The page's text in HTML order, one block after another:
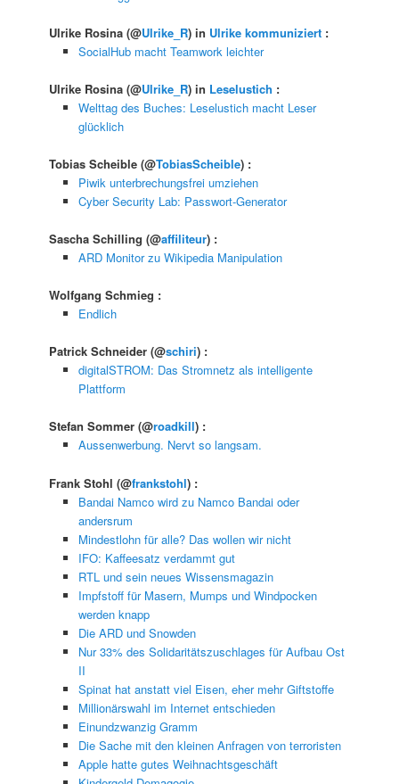
Ulrike Rosina(@Ulrike_R) in Ulrike kommuniziert :
SocialHub macht Teamwork leichter
Ulrike Rosina(@Ulrike_R) in Leselustich :
Welttag des Buches: Leselustich macht Leser
glücklich
Tobias Scheible(@TobiasScheible) :
Piwik unterbrechungsfrei umziehen
Cyber Security Lab: Passwort-Generator
Sascha Schilling(@affiliteur) :
ARD Monitor zu Wikipedia Manipulation
Wolfgang Schmieg :
Endlich
Patrick Schneider(@schiri) :
digitalSTROM: Das Stromnetz als intelligente
Plattform
Stefan Sommer(@roadkill) :
Aussenwerbung. Nervt so langsam.
Frank Stohl(@frankstohl) :
Bandai Namco wird zu Namco Bandai oder
andersrum
Mindestlohn für alle? Das wollen wir nicht
IFO: Kaffeesatz verdammt gut
RTL und sein neues Wissensmagazin
Impfstoff für Masern, Mumps und Windpocken
werden knapp
Die ARD und Snowden
Nur 33% des Solidaritätszuschlages für Aufbau Ost
II
Spinat hat anstatt viel Eisen, eher mehr Giftstoffe
Millionärswahl im Internet entschieden
Einundzwanzig Gramm
Die Sache mit den kleinen Anfragen von terroristen
Apple hatte gutes Weihnachtsgeschäft